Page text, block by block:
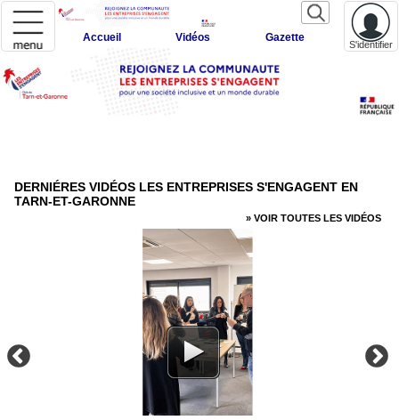
S'identifier
Accueil Vidéos Gazette
DERNIÉRES VIDÉOS LES ENTREPRISES S'ENGAGENT EN
TARN-ET-GARONNE
» VOIR TOUTES LES VIDÉOS